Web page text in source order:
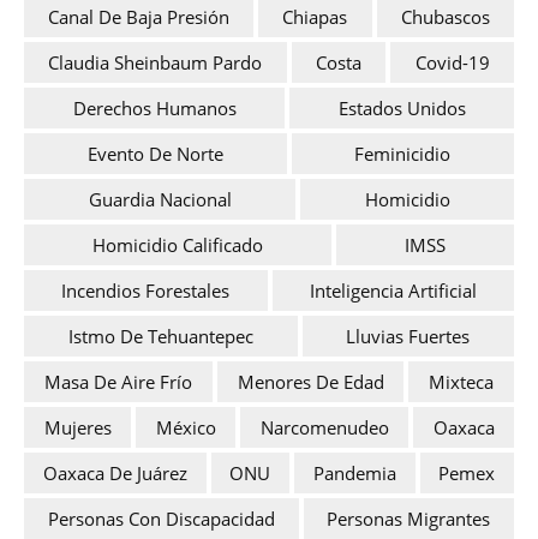
Canal De Baja Presión
Chiapas
Chubascos
Claudia Sheinbaum Pardo
Costa
Covid-19
Derechos Humanos
Estados Unidos
Evento De Norte
Feminicidio
Guardia Nacional
Homicidio
Homicidio Calificado
IMSS
Incendios Forestales
Inteligencia Artificial
Istmo De Tehuantepec
Lluvias Fuertes
Masa De Aire Frío
Menores De Edad
Mixteca
Mujeres
México Narcomenudeo
Oaxaca
Oaxaca De Juárez
ONU Pandemia
Pemex
Personas Con Discapacidad
Personas Migrantes